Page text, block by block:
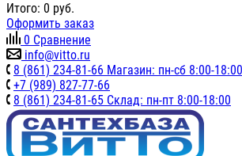
Итого: 0 руб.
Оформить заказ
0 Сравнение
info@vitto.ru
8 (861) 234-81-66 Магазин: пн-сб 8:00-18:00
+7 (989) 827-77-66
8 (861) 234-81-65 Склад: пн-пт 8:00-18:00